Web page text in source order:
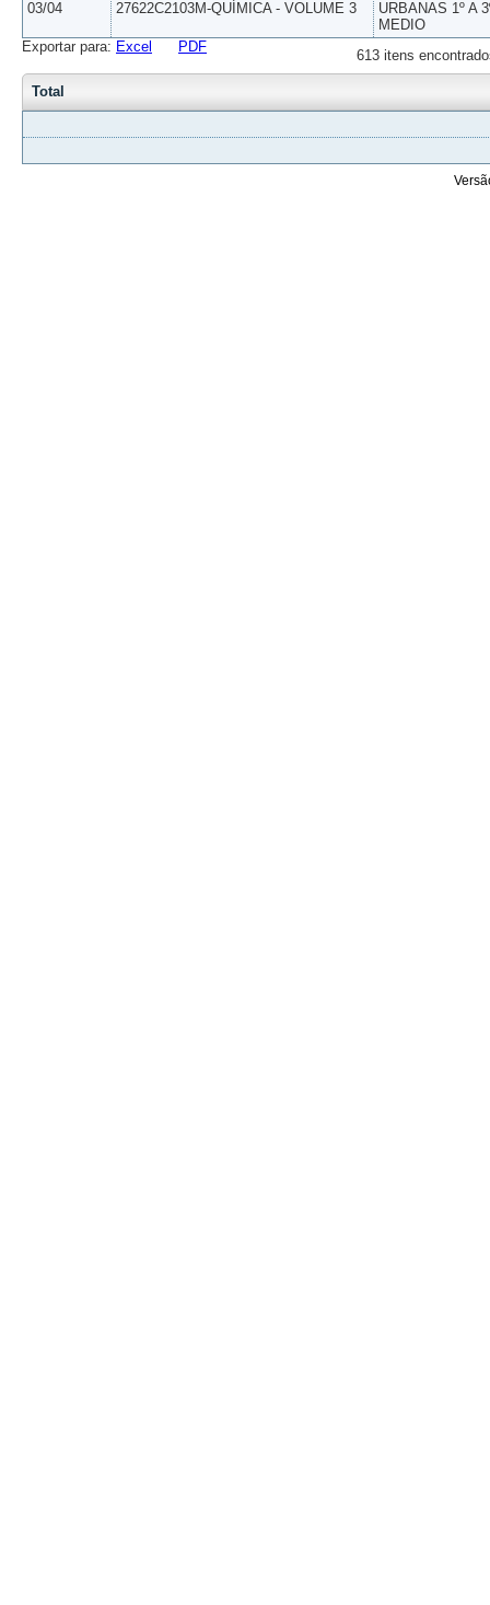
03/04 27622C2103M-QUÍMICA - VOLUME 3
URBANAS 1º A
MEDIO
613 itens
Exportar para: Excel PDF
Total